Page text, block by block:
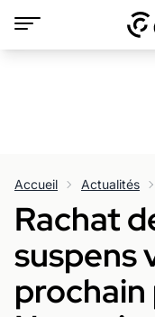
Accueil Actualités
Rachat
suspens